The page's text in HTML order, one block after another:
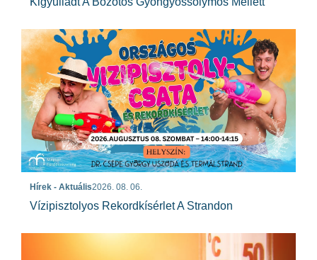
Hírek - Aktuális2026. 08. 06.
Vízipisztolyos Rekordkísérlet A Strandon